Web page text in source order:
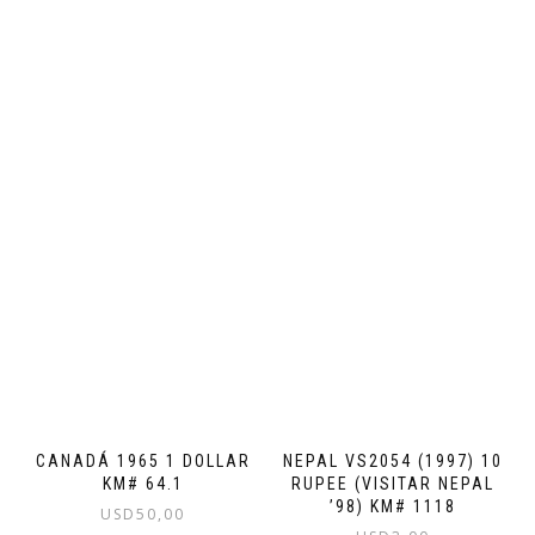
CANADÁ 1965 1 DOLLAR
KM# 64.1
USD50,00
NEPAL VS2054 (1997) 10
RUPEE (VISITAR NEPAL
’98) KM# 1118